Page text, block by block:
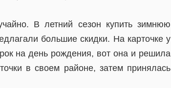
В летний сезон купить зимнюю
большие скидки. На карточке у
на день рождения, вот она и решила
в своем районе, затем принялась